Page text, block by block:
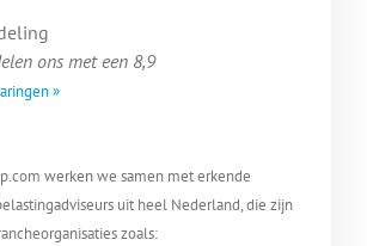
ons met een 8,9
»
werken we samen met erkende
uit heel Nederland, die zijn
zoals: